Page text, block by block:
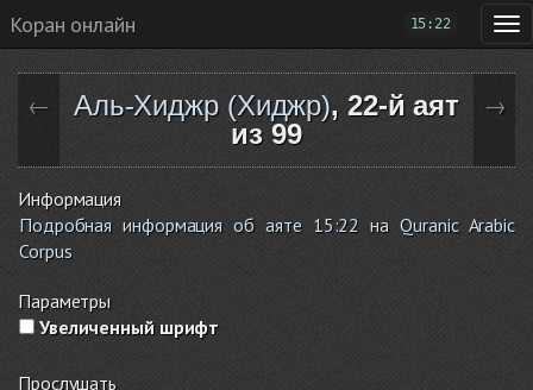
Коран онлайн 15:22
← Аль-Хиджр (Хиджр), 22-й аят
из 99
→
Информация
Подробная информация об аяте 15:22 на Quranic Arabic
Corpus
Параметры
Увеличенный шрифт
Прослушать